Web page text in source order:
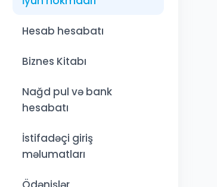
Hesab hesabatı
Biznes Kitabı
Nağd pul və bank
hesabatı
İstifadəçi giriş
məlumatları